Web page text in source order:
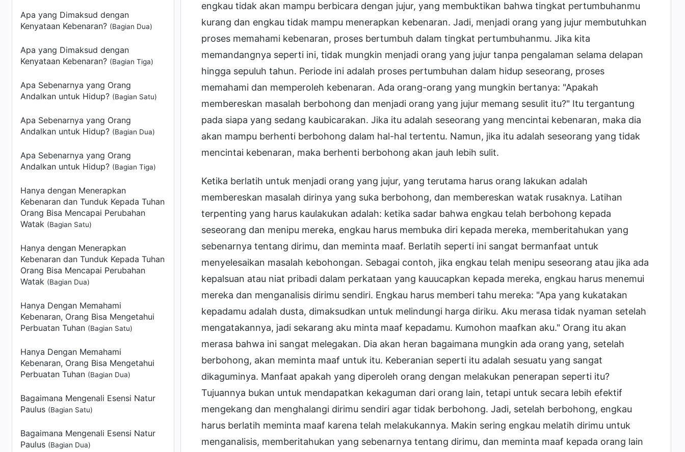
Apa yang Dimaksud dengan
Kenyataan Kebenaran? (Bagian Dua)
Apa yang Dimaksud dengan
Kenyataan Kebenaran? (Bagian Tiga)
Apa Sebenarnya yang Orang
Andalkan untuk Hidup? (Bagian Satu)
Apa Sebenarnya yang Orang
Andalkan untuk Hidup? (Bagian Dua)
Apa Sebenarnya yang Orang
Andalkan untuk Hidup? (Bagian Tiga)
Hanya dengan Menerapkan
Kebenaran dan Tunduk Kepada Tuhan
Orang Bisa Mencapai Perubahan
Watak (Bagian Satu)
Hanya dengan Menerapkan
Kebenaran dan Tunduk Kepada Tuhan
Orang Bisa Mencapai Perubahan
Watak (Bagian Dua)
Hanya Dengan Memahami
Kebenaran, Orang Bisa Mengetahui
Perbuatan Tuhan (Bagian Satu)
Hanya Dengan Memahami
Kebenaran, Orang Bisa Mengetahui
Perbuatan Tuhan (Bagian Dua)
Bagaimana Mengenali Esensi Natur
Paulus (Bagian Satu)
Bagaimana Mengenali Esensi Natur
Paulus (Bagian Dua)
engkau tidak akan mampu berbicara dengan jujur, yang membuktikan bahwa tingkat pertumbuhanmu
kurang dan engkau tidak mampu menerapkan kebenaran. Jadi, menjadi orang yang jujur membutuhkan
proses memahami kebenaran, proses bertumbuh dalam tingkat pertumbuhanmu. Jika kita
memandangnya seperti ini, tidak mungkin menjadi orang yang jujur tanpa pengalaman selama delapan
hingga sepuluh tahun. Periode ini adalah proses pertumbuhan dalam hidup seseorang, proses
memahami dan memperoleh kebenaran. Ada orang-orang yang mungkin bertanya: "Apakah
membereskan masalah berbohong dan menjadi orang yang jujur memang sesulit itu?" Itu tergantung
pada siapa yang sedang kaubicarakan. Jika itu adalah seseorang yang mencintai kebenaran, maka dia
akan mampu berhenti berbohong dalam hal-hal tertentu. Namun, jika itu adalah seseorang yang tidak
mencintai kebenaran, maka berhenti berbohong akan jauh lebih sulit.
Ketika berlatih untuk menjadi orang yang jujur, yang terutama harus orang lakukan adalah
membereskan masalah dirinya yang suka berbohong, dan membereskan watak rusaknya. Latihan
terpenting yang harus kaulakukan adalah: ketika sadar bahwa engkau telah berbohong kepada
seseorang dan menipu mereka, engkau harus membuka diri kepada mereka, memberitahukan yang
sebenarnya tentang dirimu, dan meminta maaf. Berlatih seperti ini sangat bermanfaat untuk
menyelesaikan masalah kebohongan. Sebagai contoh, jika engkau telah menipu seseorang atau jika ada
kepalsuan atau niat pribadi dalam perkataan yang kauucapkan kepada mereka, engkau harus menemui
mereka dan menganalisis dirimu sendiri. Engkau harus memberi tahu mereka: "Apa yang kukatakan
kepadamu adalah dusta, dimaksudkan untuk melindungi harga diriku. Aku merasa tidak nyaman setelah
mengatakannya, jadi sekarang aku minta maaf kepadamu. Kumohon maafkan aku." Orang itu akan
merasa bahwa ini sangat melegakan. Dia akan heran bagaimana mungkin ada orang yang, setelah
berbohong, akan meminta maaf untuk itu. Keberanian seperti itu adalah sesuatu yang sangat
dikaguminya. Manfaat apakah yang diperoleh orang dengan melakukan penerapan seperti itu?
Tujuannya bukan untuk mendapatkan kekaguman dari orang lain, tetapi untuk secara lebih efektif
mengekang dan menghalangi dirimu sendiri agar tidak berbohong. Jadi, setelah berbohong, engkau
harus berlatih meminta maaf karena telah melakukannya. Makin sering engkau melatih dirimu untuk
menganalisis, memberitahukan yang sebenarnya tentang dirimu, dan meminta maaf kepada orang lain